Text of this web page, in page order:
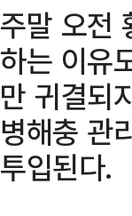
주말 오전
하는 이유
만 귀결되
병해충 관
투입된다.